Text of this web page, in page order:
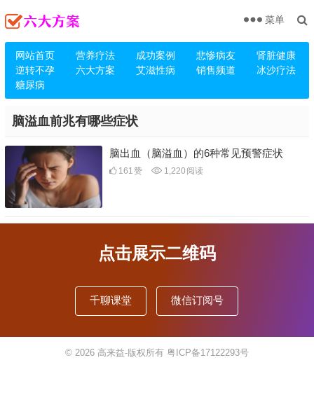
网站首页 营养疗法 成功案例 悲惨病友
肾脏健康
逆转不孕
六大方案 艾滋性病 销售频道
冰沙疗法
糖尿病
菜单
脑溢血前兆有哪些症状
脑出血（脑溢血）的6种常见预警症状
161赞 1,220 阅读
点击展示二维码
千聊课堂 微信订阅号
© 2026 高来益-版权所有 粤ICP备17122293号